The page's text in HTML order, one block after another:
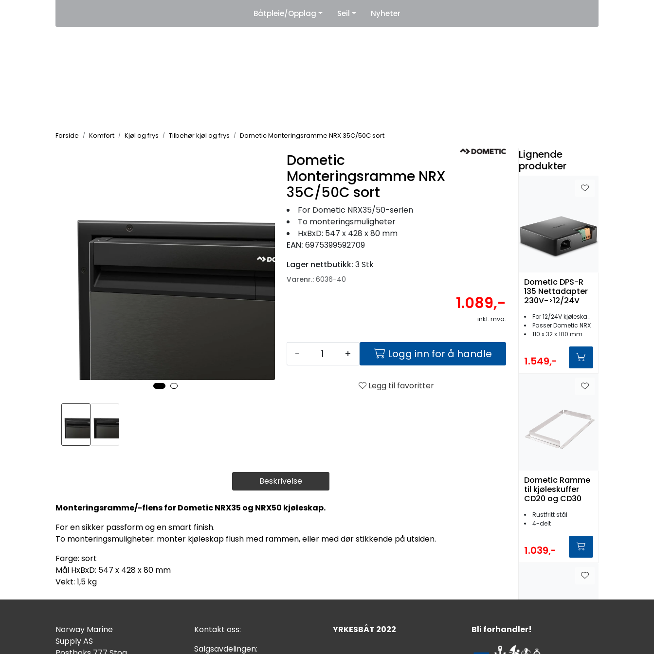
Leverandører
Båtpleie/Opplag Seil Nyheter
Forside Komfort Kjøl og frys Tilbehør kjøl og frys Dometic Monteringsramme NRX 35C/50C sort
Beskrivelse
Monteringsramme/-flens for Dometic NRX35 og NRX50 kjøleskap.
For en sikker passform og en smart finish.
To monteringsmuligheter: monter kjøleskap flush med rammen, eller med dør stikkende på utsiden.
Farge: sort
Mål HxBxD: 547 x 428 x 80 mm
Vekt: 1,5 kg
Dometic
Monteringsramme NRX
35C/50C sort
For Dometic NRX35/50-serien
To monteringsmuligheter
HxBxD: 547 x 428 x 80 mm
EAN: 6975399592709
Lager nettbutikk: 3 Stk
Varenr.: 6036-40
1.089,-
inkl. mva.
- + Logg inn for å handle
Legg til favoritter
Lignende
produkter
Dometic DPS-R
135 Nettadapter
230V->12/24V
For 12/24V kjøleskap til 230V nett
Passer Dometic NRX
110 x 32 x 100 mm
1.549,-
Dometic Ramme
til kjøleskuffer
CD20 og CD30
Rustfritt stål
4-delt
1.039,-
Norway Marine
Supply AS
Kontakt oss:
Salgsavdelingen:
YRKESBÅT 2022 Bli forhandler!